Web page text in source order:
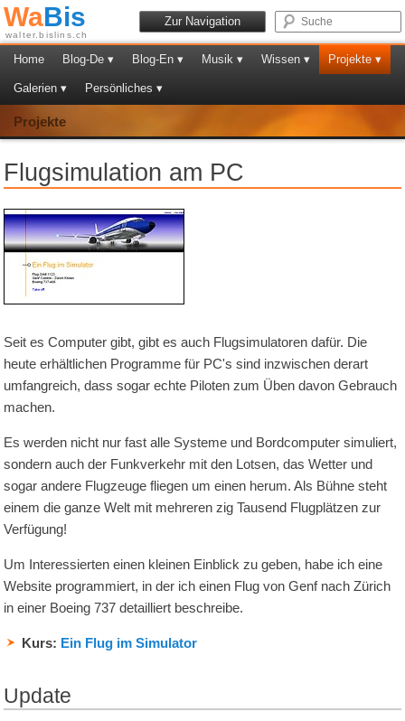
WaBis
walter.bislins.ch
Zur Navigation
Home Blog-De ▾ Blog-En ▾ Musik ▾ Wissen ▾ Projekte ▾
Galerien ▾ Persönliches ▾
Projekte
Flugsimulation am PC
Seit es Computer gibt, gibt es auch Flugsimulatoren dafür. Die
heute erhältlichen Programme für PC's sind inzwischen derart
umfangreich, dass sogar echte Piloten zum Üben davon Gebrauch
machen.
Es werden nicht nur fast alle Systeme und Bordcomputer simuliert,
sondern auch der Funkverkehr mit den Lotsen, das Wetter und
sogar andere Flugzeuge fliegen um einen herum. Als Bühne steht
einem die ganze Welt mit mehreren zig Tausend Flugplätzen zur
Verfügung!
Um Interessierten einen kleinen Einblick zu geben, habe ich eine
Website programmiert, in der ich einen Flug von Genf nach Zürich
in einer Boeing 737 detailliert beschreibe.
Kurs: Ein Flug im Simulator
Update